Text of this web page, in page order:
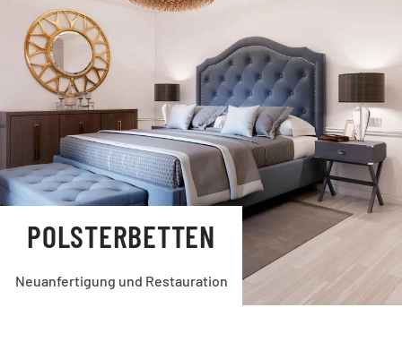
POLSTERBETTEN
Neuanfertigung und Restauration